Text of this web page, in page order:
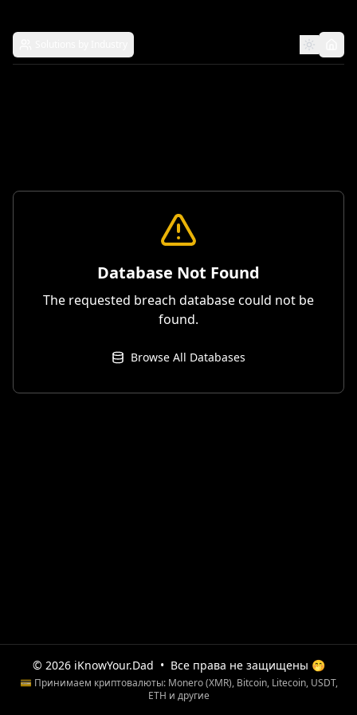
Database Not Found
The requested breach database could not be
found.
Browse All Databases
© 2026 iKnowYour.Dad • Все права не защищены 🤭
💳 Принимаем криптовалюты: Monero (XMR), Bitcoin, Litecoin, USDT,
ETH и другие